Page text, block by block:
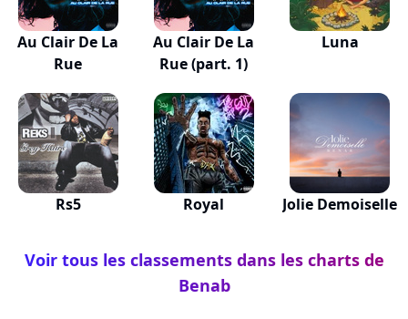
Au Clair De La
Rue
Au Clair De La
Rue (part. 1)
Luna
Rs5 Royal Jolie Demoiselle
Voir tous les classements dans les charts de
Benab